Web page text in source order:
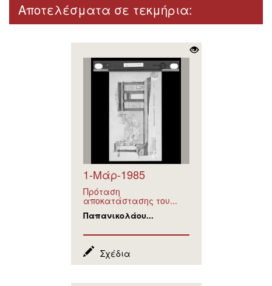
Αποτελέσματα σε τεκμήρια:
1-Μάρ-1985
Πρόταση
αποκατάστασης του...
Παπανικολάου...
Σχέδια